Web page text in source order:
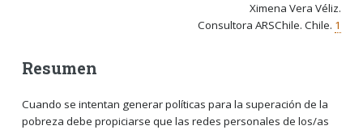
Ximena Vera Véliz.
Consultora ARSChile. Chile. 1
Resumen
Cuando se intentan generar políticas para la superación de la
pobreza debe propiciarse que las redes personales de los/as